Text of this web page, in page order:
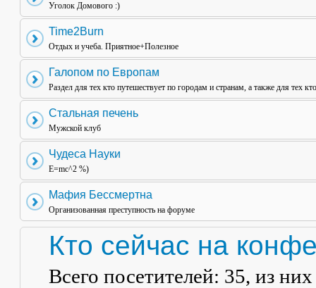
Уголок Домового :)
Time2Burn
Отдых и учеба. Приятное+Полезное
Галопом по Европам
Раздел для тех кто путешествует по городам и странам, а также для тех
Стальная печень
Мужской клуб
Чудеса Науки
E=mc^2 %)
Мафия Бессмертна
Организованная преступность на форуме
Кто сейчас на
Всего посетителей: 35, из